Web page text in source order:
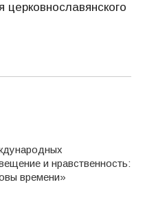
церковнославянского
и нравственность:
времени»